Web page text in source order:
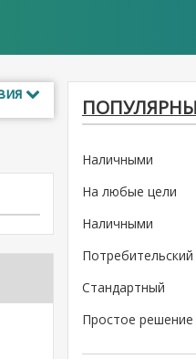
Наличными
На любые цели
Наличными
Потребительский
Стандартный
Простое решение